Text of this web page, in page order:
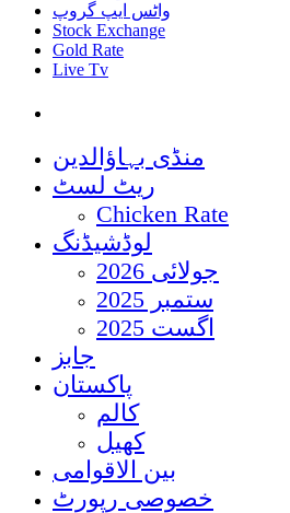
واٹس ایپ گروپ
Stock Exchange
Gold Rate
Live Tv
منڈی بہاؤالدین
ریٹ لسٹ
Chicken Rate
لوڈشیڈنگ
جولائی 2026
ستمبر 2025
اگست 2025
جابز
پاکستان
کالم
کھیل
بین الاقوامی
خصوصی رپورٹ